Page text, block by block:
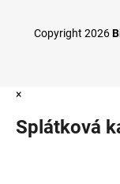
Copyright 2026
×
Splátková